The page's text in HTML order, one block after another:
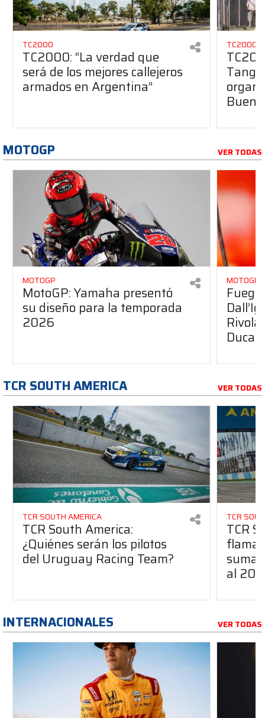
TC2000
TC2000: “La verdad que
será de los mejores callejeros
armados en Argentina”
TC2000
MOTOGP VER TODAS
MOTOGP
MotoGP: Yamaha presentó
su diseño para la temporada
2026
MOTOGP
Ducati
TCR SOUTH AMERICA VER TODAS
TCR SOUTH AMERICA
TCR South America:
¿Quiénes serán los pilotos
del Uruguay Racing Team?
TCR
TCR
suma
al
INTERNACIONALES VER TODAS